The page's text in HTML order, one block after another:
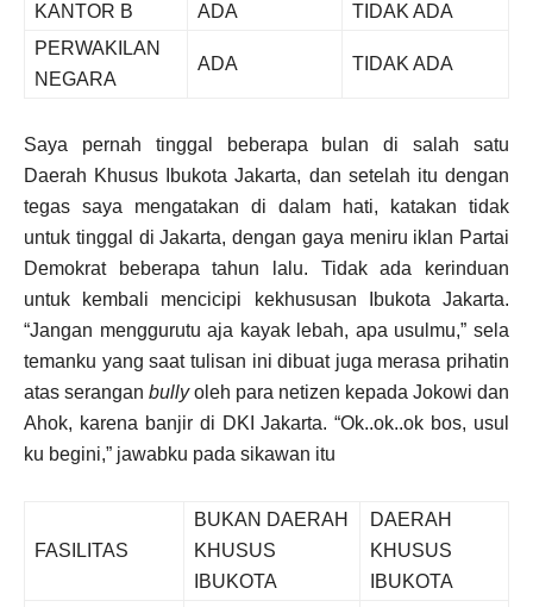
KANTOR B ADA
TIDAK ADA
PERWAKILAN
NEGARA
ADA TIDAK ADA
Saya pernah tinggal beberapa bulan di salah satu
Daerah Khusus Ibukota Jakarta, dan setelah itu dengan
tegas saya mengatakan di dalam hati, katakan tidak
untuk tinggal di Jakarta, dengan gaya meniru iklan Partai
Demokrat beberapa tahun lalu. Tidak ada kerinduan
untuk kembali mencicipi kekhususan Ibukota Jakarta.
“Jangan menggurutu aja kayak lebah, apa usulmu,” sela
temanku yang saat tulisan ini dibuat juga merasa prihatin
atas serangan bullyoleh para netizen kepada Jokowi dan
Ahok, karena banjir di DKI Jakarta. “Ok..ok..ok bos, usul
ku begini,” jawabku pada sikawan itu
FASILITAS
BUKAN DAERAH
KHUSUS
IBUKOTA
DAERAH
KHUSUS
IBUKOTA